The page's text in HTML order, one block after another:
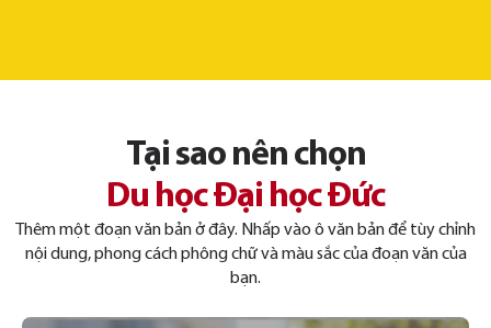
Tại sao nên chọn
Du học Đại học Đức
Thêm một đoạn văn bản ở đây. Nhấp vào ô văn bản để tùy chỉnh
nội dung, phong cách phông chữ và màu sắc của đoạn văn của
bạn.